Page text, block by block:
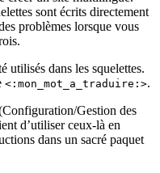
sont écrits directement
problèmes lorsque vous
utilisés dans les squelettes.
<:mon_mot_a_traduire:>.
Gestion des
d’utiliser ceux-là en
dans un sacré paquet